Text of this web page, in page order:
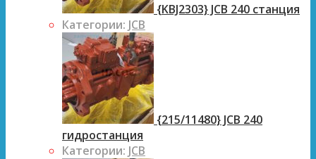
{KBJ2303} JCB 240 станция
Категории: JCB
{215/11480} JCB 240
гидростанция
Категории: JCB